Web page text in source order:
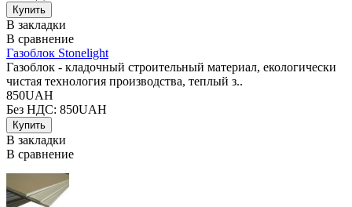
В закладки
В сравнение
Газоблок Stonelight
Газоблок - кладочный строительный материал, екологически
чистая технология производства, теплый з..
850UAH
Без НДС: 850UAH
В закладки
В сравнение